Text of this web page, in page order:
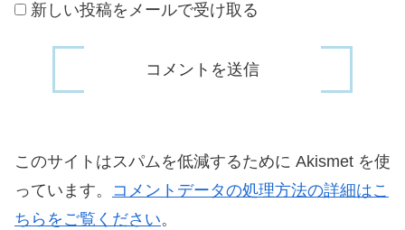
新しい投稿をメールで受け取る
このサイトはスパムを低減するために Akismet を使
っています。 コメントデータの処理方法の詳細はこ
ちらをご覧ください。